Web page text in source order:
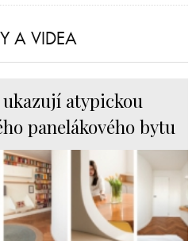
A VIDEA
atypickou
panelákového bytu